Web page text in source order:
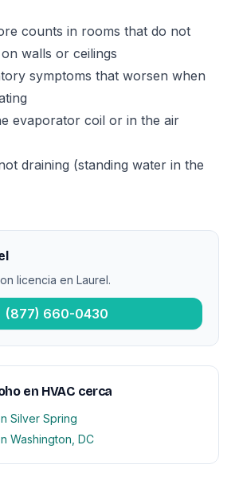
counts in rooms that do not
walls or ceilings
symptoms that worsen when
evaporator coil or in the air
draining (standing water in the
licencia en Laurel.
(877) 660-0430
en HVAC cerca
Silver Spring
Washington, DC